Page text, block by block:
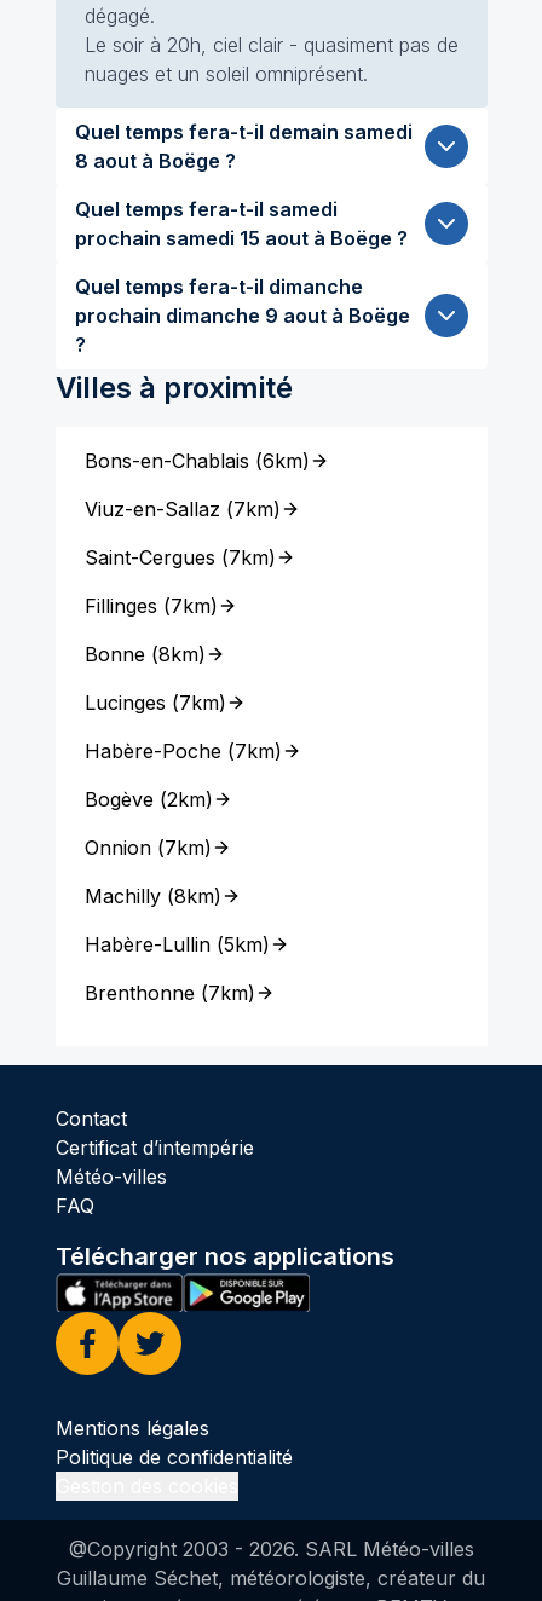
dégagé.
Le soir à 20h, ciel clair - quasiment pas de
nuages et un soleil omniprésent.
Quel temps fera-t-il demain samedi
8 aout à Boëge ?
Quel temps fera-t-il samedi
prochain samedi 15 aout à Boëge ?
Quel temps fera-t-il dimanche
prochain dimanche 9 aout à Boëge
?
Villes à proximité
Bons-en-Chablais (6km)
Viuz-en-Sallaz (7km)
Saint-Cergues (7km)
Fillinges (7km)
Bonne(8km)
Lucinges (7km)
Habère-Poche(7km)
Bogève(2km)
Onnion(7km)
Machilly(8km)
Habère-Lullin(5km)
Brenthonne(7km)
Contact
Certificat d’intempérie
Météo-villes
FAQ
Télécharger nos applications
Facebook
Twitter
Mentions légales
Politique de confidentialité
@Copyright 2003 - 2026. SARL Météo-villes
Guillaume Séchet, météorologiste, créateur du